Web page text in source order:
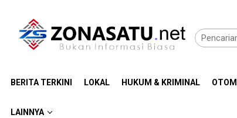
BERITA TERKINI LOKAL HUKUM & KRIMINAL
LAINNYA